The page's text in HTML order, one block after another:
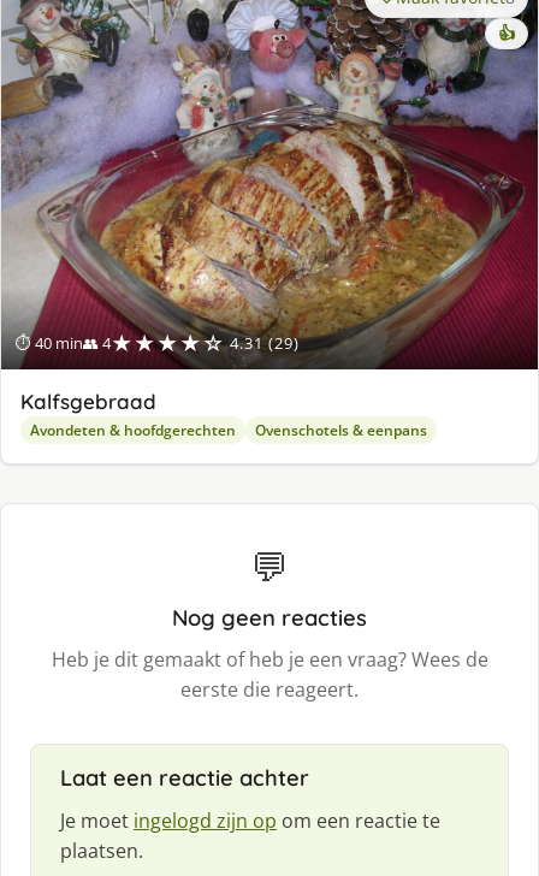
⏱ 40 min👥 4★★★★☆ 4.31 (29)
👍
Kalfsgebraad
Avondeten & hoofdgerechten Ovenschotels & eenpans
💬
Nog geen reacties
Heb je dit gemaakt of heb je een vraag? Wees de
eerste die reageert.
Laat een reactie achter
Je moet ingelogd zijn op om een reactie te
plaatsen.